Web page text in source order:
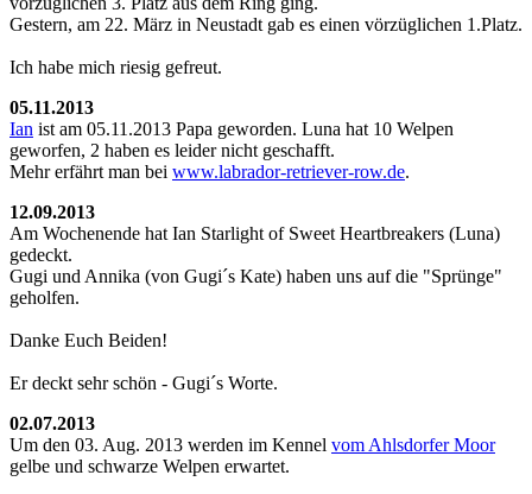
Gestern, am 22. März in Neustadt gab es einen vörzüglichen 1.Platz.
Ich habe mich riesig gefreut.
05.11.2013
Ian ist am 05.11.2013 Papa geworden. Luna hat 10 Welpen
geworfen, 2 haben es leider nicht geschafft.
Mehr erfährt man bei www.labrador-retriever-row.de.
12.09.2013
Am Wochenende hat Ian Starlight of Sweet Heartbreakers (Luna)
gedeckt.
Gugi und Annika (von Gugi´s Kate) haben uns auf die "Sprünge"
geholfen.
Danke Euch Beiden!
Er deckt sehr schön - Gugi´s Worte.
02.07.2013
Um den 03. Aug. 2013 werden im Kennel vom Ahlsdorfer Moor
gelbe und schwarze Welpen erwartet.